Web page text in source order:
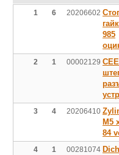
1 6 20206602
985
2 1 00002129
3 4 20206410
M5
84
4 1 00281074